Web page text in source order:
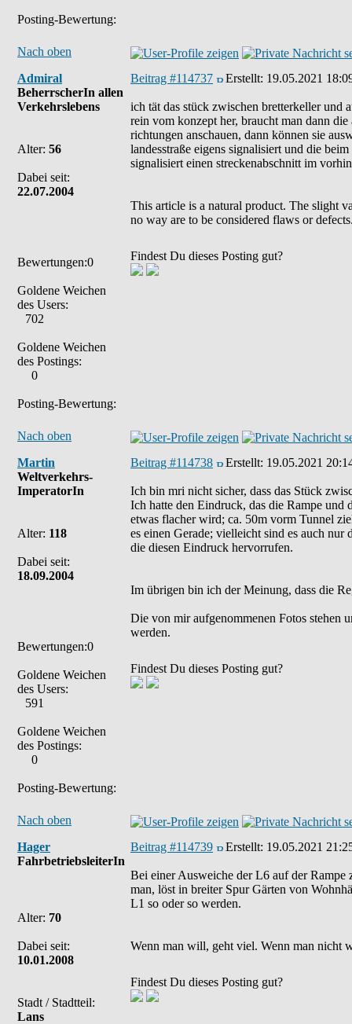
Posting-Bewertung:
Nach oben
Admiral
BeherrscherIn allen
Verkehrslebens
Alter: 56
Dabei seit:
22.07.2004
Bewertungen:0
Goldene Weichen
des Users:
702
Goldene Weichen
des Postings:
0
Posting-Bewertung:
Beitrag #114737 Erstellt: 19.05.2021
ich tät das stück zwischen bretterkeller und
rein vom konzept her, braucht man dann
richtungen anschauen, dann können sie
landesstraße eigens signalisiert und die
signalisiert einen streckenabschnitt im
This article is a natural product. The slight
no way are to be considered flaws or
Findest Du dieses Posting gut?
Nach oben
Martin
Weltverkehrs-
ImperatorIn
Alter: 118
Dabei seit:
18.09.2004
Bewertungen:0
Goldene Weichen
des Users:
591
Goldene Weichen
des Postings:
0
Posting-Bewertung:
Beitrag #114738 Erstellt: 19.05.2021
Ich bin mri nicht sicher, dass das Stück
Ich hatte den Eindruck, das die Rampe und
etwas flacher wird; ca. 50m vorm Tunnel
es einen Gerade; vielleicht sind es auch
die diesen Eindruck hervorrufen.
Im übrigen bin ich der Meinung, dass die
Die von mir aufgenommenen Fotos stehen
werden.
Findest Du dieses Posting gut?
Nach oben
Hager
FahrbetriebsleiterIn
Alter: 70
Dabei seit:
10.01.2008
Stadt / Stadtteil:
Lans
Beitrag #114739 Erstellt: 19.05.2021
Bei einer Ausweiche der L6 auf der
man, löst in breiter Spur Gärten von
L1 so oder so werden.
Wenn man will, geht viel. Wenn man nicht
Findest Du dieses Posting gut?